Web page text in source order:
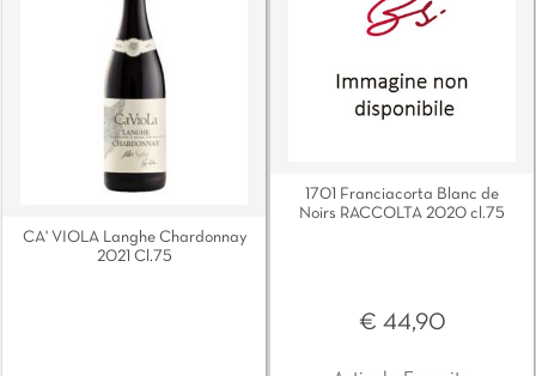
CA' VIOLA Langhe Chardonnay
2021 Cl.75
1701 Franciacorta Blanc de
Noirs RACCOLTA 2020 cl.75
€ 44,90